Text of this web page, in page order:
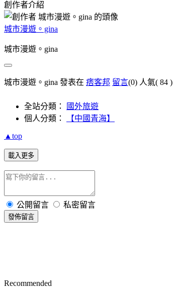
創作者介紹
城市漫遊。gina
城市漫遊。gina
城市漫遊。gina 發表在 痞客邦 留言(0) 人氣( 84 )
全站分類：
國外旅遊
個人分類：
【中國青海】
▲top
載入更多
公開留言 私密留言
發佈留言
Recommended